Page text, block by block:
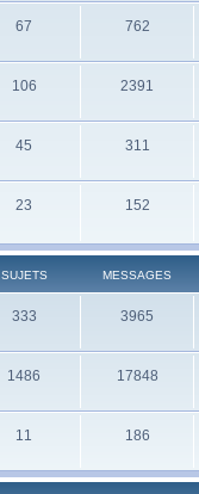
67 762
106 2391
45 311
23 152
SUJETS MESSAGES
333 3965
1486 17848
11 186